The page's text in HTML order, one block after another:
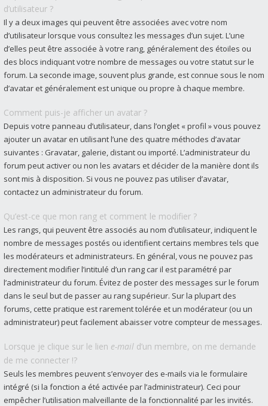
d’utilisateur ?
Il y a deux images qui peuvent être associées avec votre nom
d’utilisateur lorsque vous consultez les messages d’un sujet. L’une
d’elles peut être associée à votre rang, généralement des étoiles ou
des blocs indiquant votre nombre de messages ou votre statut sur le
forum. La seconde image, souvent plus grande, est connue sous le nom
d’avatar et généralement est unique ou propre à chaque membre.
Comment puis-je afficher un avatar ?
Depuis votre panneau d’utilisateur, dans l’onglet « profil » vous pouvez
ajouter un avatar en utilisant l’une des quatre méthodes d’avatar
suivantes : Gravatar, galerie, distant ou importé. L’administrateur du
forum peut activer ou non les avatars et décider de la manière dont ils
sont mis à disposition. Si vous ne pouvez pas utiliser d’avatar,
contactez un administrateur du forum.
Qu’est-ce que mon rang et comment le modifier ?
Les rangs, qui peuvent être associés au nom d’utilisateur, indiquent le
nombre de messages postés ou identifient certains membres tels que
les modérateurs et administrateurs. En général, vous ne pouvez pas
directement modifier l’intitulé d’un rang car il est paramétré par
l’administrateur du forum. Évitez de poster des messages sur le forum
dans le seul but de passer au rang supérieur. Sur la plupart des
forums, cette pratique est rarement tolérée et un modérateur (ou un
administrateur) peut facilement abaisser votre compteur de messages.
Lorsque je clique sur le lien e-mail d’un membre, on me demande
de me connecter !?
Seuls les membres peuvent s’envoyer des e-mails via le formulaire
intégré (si la fonction a été activée par l’administrateur). Ceci pour
empêcher l’utilisation malveillante de la fonctionnalité par les invités.